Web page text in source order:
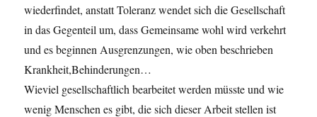
wiederfindet, anstatt Toleranz wendet sich die Gesellschaft
in das Gegenteil um, dass Gemeinsame wohl wird verkehrt
und es beginnen Ausgrenzungen, wie oben beschrieben
Krankheit,Behinderungen…
Wieviel gesellschaftlich bearbeitet werden müsste und wie
wenig Menschen es gibt, die sich dieser Arbeit stellen ist